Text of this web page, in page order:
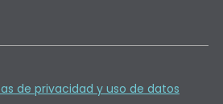
de privacidad y uso de datos